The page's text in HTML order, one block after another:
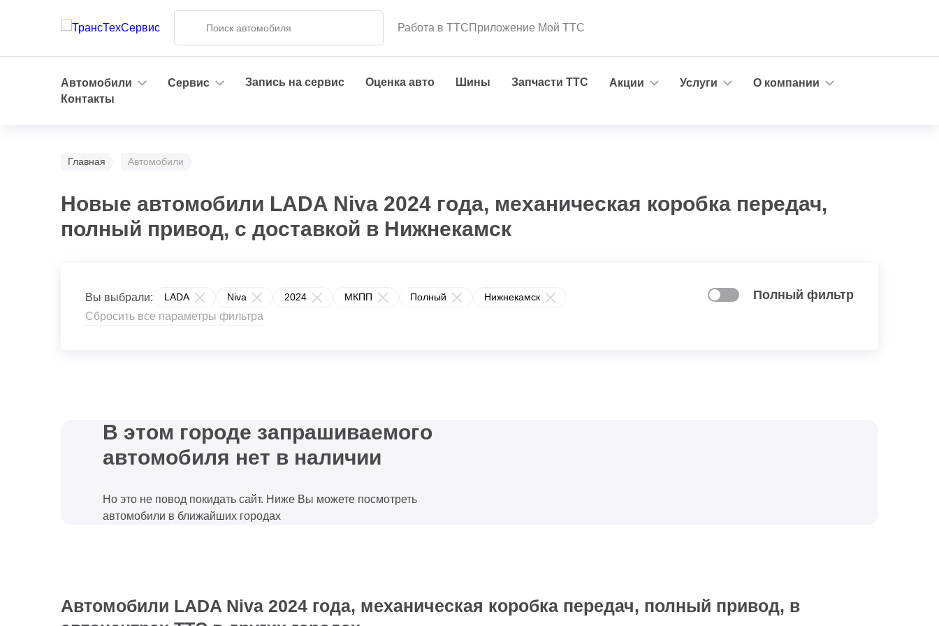
Работа в ТТСПриложение Мой ТТС
Автомобили Сервис Запись на сервис Оценка авто Шины Запчасти ТТС Акции Услуги
О компании
Контакты
Главная Автомобили
Новые автомобили LADA Niva 2024 года, механическая коробка передач,
полный привод, с доставкой в Нижнекамск
Вы выбрали: LADA Niva 2024 МКПП Полный Нижнекамск
Сбросить все параметры фильтра
Полный фильтр
В этом городе запрашиваемого
автомобиля нет в наличии
Но это не повод покидать сайт. Ниже Вы можете посмотреть
автомобили в ближайших городах
Автомобили LADA Niva 2024 года, механическая коробка передач, полный привод, в